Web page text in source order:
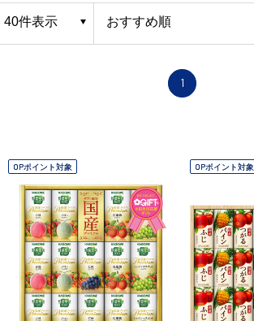
1
OPポイント対象 OPポイント対象